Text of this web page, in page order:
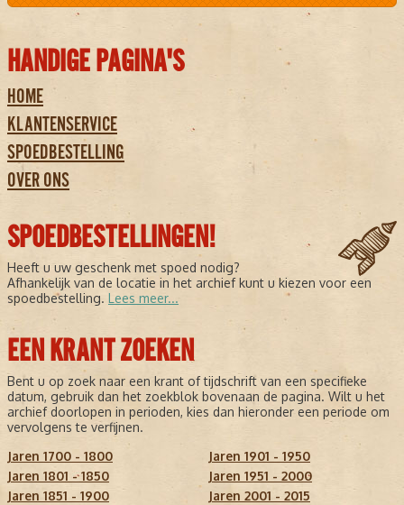
HANDIGE PAGINA'S
HOME
KLANTENSERVICE
SPOEDBESTELLING
OVER ONS
SPOEDBESTELLINGEN!
Heeft u uw geschenk met spoed nodig?
Afhankelijk van de locatie in het archief kunt u kiezen voor een
spoedbestelling. Lees meer...
EEN KRANT ZOEKEN
Bent u op zoek naar een krant of tijdschrift van een specifieke
datum, gebruik dan het zoekblok bovenaan de pagina. Wilt u het
archief doorlopen in perioden, kies dan hieronder een periode om
vervolgens te verfijnen.
Jaren 1700 - 1800
Jaren 1801 - 1850
Jaren 1851 - 1900
Jaren 1901 - 1950
Jaren 1951 - 2000
Jaren 2001 - 2015